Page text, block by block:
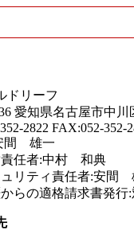
ドリーフ
愛知県名古屋市中
2822 FAX:052-352-
間 雄一
責任者:中村 和典
ュリティ責任者:安間
らの適格請求書発行